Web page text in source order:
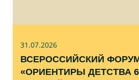
31.07.2026
ВСЕРОССИЙСКИЙ
«ОРИЕНТИРЫ ДЕТСТВА